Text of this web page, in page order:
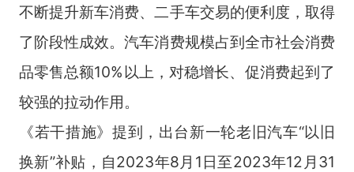
不断提升新车消费、二手车交易的便利度，取得
了阶段性成效。汽车消费规模占到全市社会消费
品零售总额10%以上，对稳增长、促消费起到了
较强的拉动作用。
《若干措施》提到，出台新一轮老旧汽车“以旧
换新”补贴，自2023年8月1日至2023年12月31